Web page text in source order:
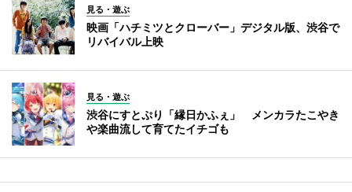
見る・遊ぶ
映画「ハチミツとクローバー」デジタル版、渋谷で
リバイバル上映
見る・遊ぶ
渋谷にすとぷり「縁日かふぇ」 メンカラたこやき
や楽曲流して育てたイチゴも